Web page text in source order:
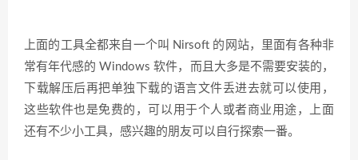
上面的工具全都来自一个叫 Nirsoft 的网站，里面有各种非
常有年代感的 Windows 软件，而且大多是不需要安装的，
下载解压后再把单独下载的语言文件丢进去就可以使用，
这些软件也是免费的，可以用于个人或者商业用途，上面
还有不少小工具，感兴趣的朋友可以自行探索一番。